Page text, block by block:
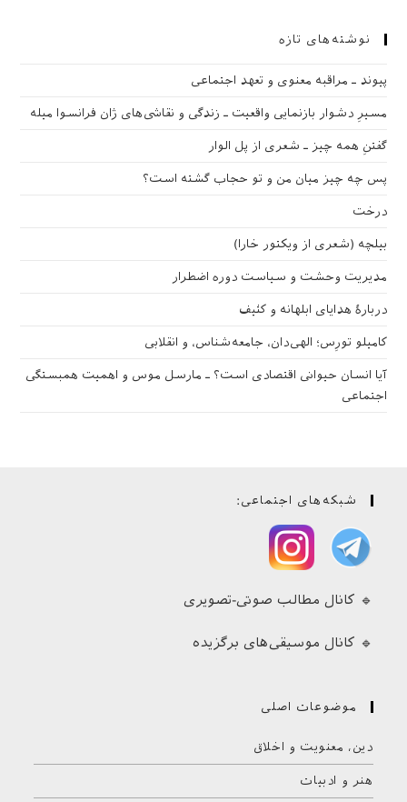
نوشته‌های تازه
پیوند ـ مراقبه‌ معنوی و تعهد اجتماعی
مسیرِ دشوار بازنمایی واقعیت ـ زندگی و نقاشی‌های ژان فرانسوا میله
گفتنِ همه چیز ـ شعری از پل الوار
پس چه چیز میان من و تو حجاب گشته است؟
درخت
بیلچه (شعری از ویکتور خارا)
مدیریت وحشت و سیاست دوره اضطرار
دربارهٔ هدایای ابلهانه و کثیف
کامیلو تورِس؛ الهی‌دان، جامعه‌شناس، و انقلابی
آیا انسان حیوانی اقتصادی است؟ ـ مارسل موس و اهمیت همبستگی
اجتماعی
شبکه‌های اجتماعی:
🔹 کانال مطالب صوتی-تصویری
🔹 کانال موسیقی‌های برگزیده
موضوعات اصلی
دین، معنویت و اخلاق
هنر و ادبیات